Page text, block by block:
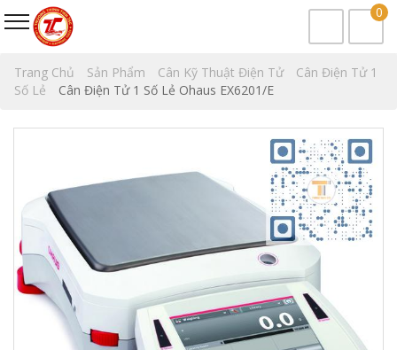
0
Trang Chủ Sản Phẩm Cân Kỹ Thuật Điện Tử
Cân Điện Tử 1
Số Lẻ
Cân Điện Tử 1 Số Lẻ Ohaus EX6201/E